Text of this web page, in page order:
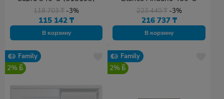
118 703₸ -3%
115 142₸
В корзину
223 440₸ -3%
216 737 ₸
В корзину
Family
2%
Family
2%